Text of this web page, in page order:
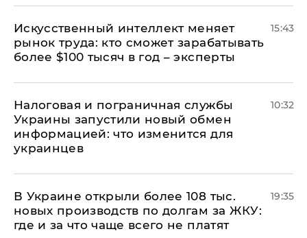
Искусственный интеллект меняет
рынок труда: кто сможет зарабатывать
более $100 тысяч в год – эксперты
15:43
Налоговая и пограничная службы
Украины запустили новый обмен
информацией: что изменится для
украинцев
10:32
В Украине открыли более 108 тыс.
новых производств по долгам за ЖКУ:
где и за что чаще всего не платят
19:35